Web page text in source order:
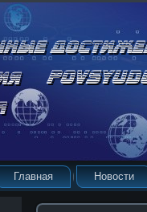
Главная Новости